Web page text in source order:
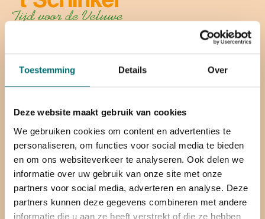
Toestemming Details Over
Deze website maakt gebruik van cookies
We gebruiken cookies om content en advertenties te
personaliseren, om functies voor social media te bieden
en om ons websiteverkeer te analyseren. Ook delen we
informatie over uw gebruik van onze site met onze
partners voor social media, adverteren en analyse. Deze
partners kunnen deze gegevens combineren met andere
informatie die u aan ze heeft verstrekt of die ze hebben
Overnachten
Op de camping
Contact
Miggelenbergweg 60,
7351 BP Hoenderloo
info@hetschinkel.nl
Plan route